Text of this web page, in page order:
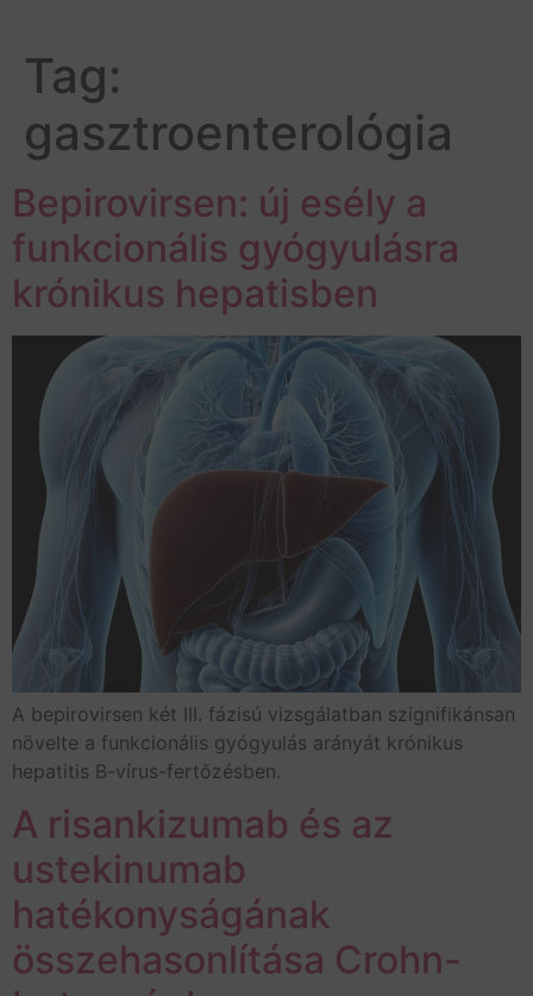
Tag:
gasztroenterológia
Bepirovirsen: új esély a
funkcionális gyógyulásra
krónikus hepatisben
A bepirovirsen két III. fázisú vizsgálatban szignifikánsan
növelte a funkcionális gyógyulás arányát krónikus
hepatitis B-vírus-fertőzésben.
A risankizumab és az
ustekinumab
hatékonyságának
összehasonlítása Crohn-